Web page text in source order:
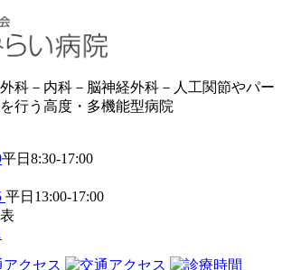
科－内科－脳神経外科－人工関節やパー
行う高度・多機能型病院
平日8:30-17:00
平日13:00-17:00